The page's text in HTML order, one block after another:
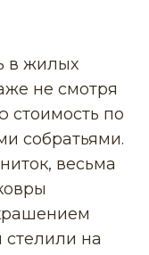
в жилых
не смотря
стоимость по
собратьями.
весьма
на